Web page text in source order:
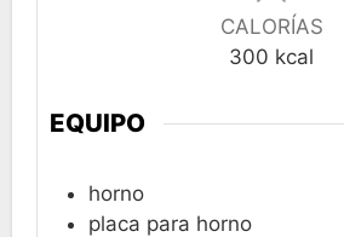
CALORÍAS
300 kcal
EQUIPO
horno
placa para horno